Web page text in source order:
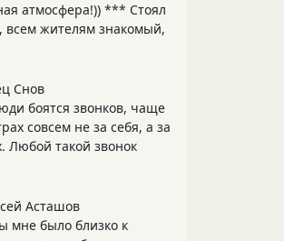
атмосфера!)) *** Стоял
всем жителям знакомый,
Снов
боятся звонков, чаще
совсем не за себя, а за
Любой такой звонок
Асташов
мне было близко к